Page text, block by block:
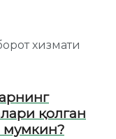
хизмати
қолган
мумкин?